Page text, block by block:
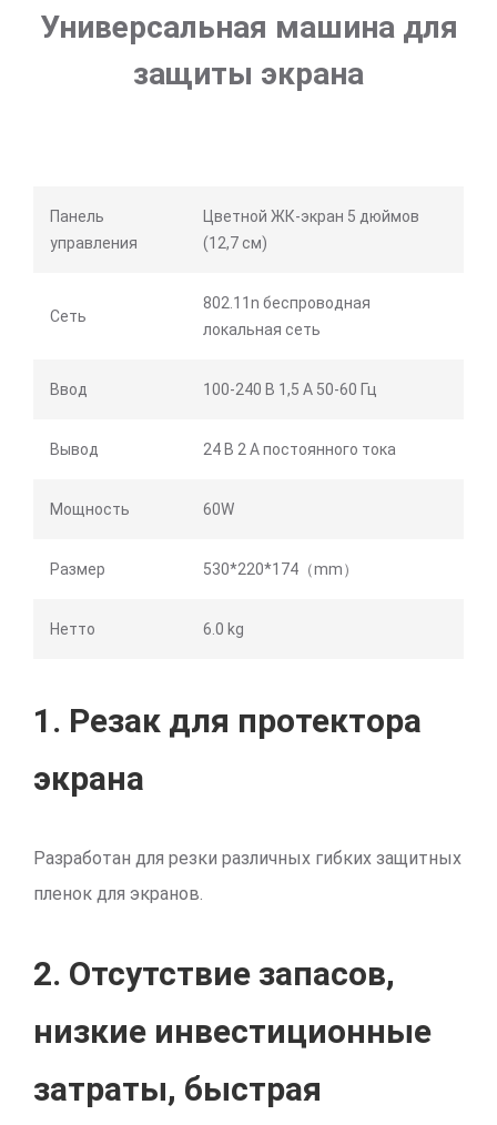
Универсальная машина для
защиты экрана
Панель
управления
Цветной ЖК-экран 5 дюймов
(12,7 см)
Сеть
802.11n беспроводная
локальная сеть
Ввод 100-240 В 1,5 А 50-60 Гц
Вывод 24 В 2 А постоянного тока
Мощность 60W
Размер 530*220*174（mm）
Нетто 6.0 kg
1. Резак для протектора
экрана
Разработан для резки различных гибких защитных
пленок для экранов.
2. Отсутствие запасов,
низкие инвестиционные
затраты, быстрая